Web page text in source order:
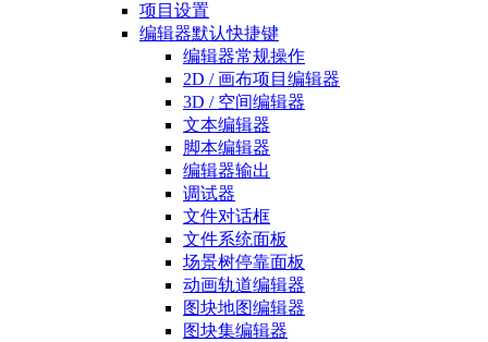
项目设置
编辑器默认快捷键
编辑器常规操作
2D / 画布项目编辑器
3D / 空间编辑器
文本编辑器
脚本编辑器
编辑器输出
调试器
文件对话框
文件系统面板
场景树停靠面板
动画轨道编辑器
图块地图编辑器
图块集编辑器